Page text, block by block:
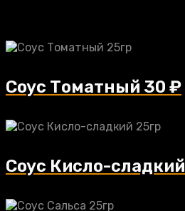
Соус Томатный 30 ₽
Соус Кисло-сладкий